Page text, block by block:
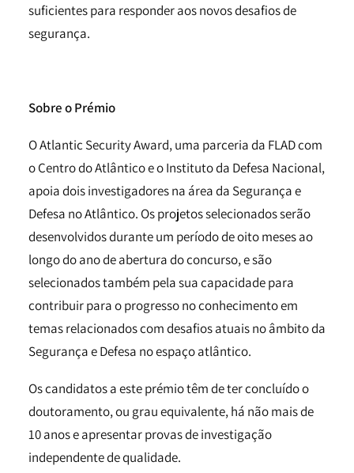
suficientes para responder aos novos desafios de
segurança.
Sobre o Prémio
O Atlantic Security Award, uma parceria da FLAD com
o Centro do Atlântico e o Instituto da Defesa Nacional,
apoia dois investigadores na área da Segurança e
Defesa no Atlântico. Os projetos selecionados serão
desenvolvidos durante um período de oito meses ao
longo do ano de abertura do concurso, e são
selecionados também pela sua capacidade para
contribuir para o progresso no conhecimento em
temas relacionados com desafios atuais no âmbito da
Segurança e Defesa no espaço atlântico.
Os candidatos a este prémio têm de ter concluído o
doutoramento, ou grau equivalente, há não mais de
10 anos e apresentar provas de investigação
independente de qualidade.